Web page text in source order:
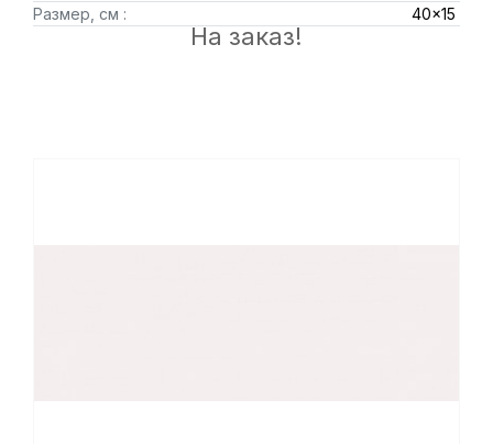
Размер, см :
40x15
На заказ!